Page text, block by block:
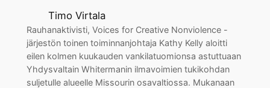
Timo Virtala
Rauhanaktivisti, Voices for Creative Nonviolence -
järjestön toinen toiminnanjohtaja Kathy Kelly aloitti
eilen kolmen kuukauden vankilatuomionsa astuttuaan
Yhdysvaltain Whitermanin ilmavoimien tukikohdan
suljetulle alueelle Missourin osavaltiossa. Mukanaan